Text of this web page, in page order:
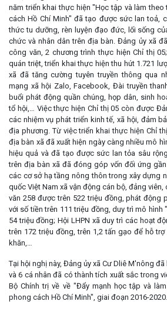
năm triển khai thực hiện "Học tập và làm
cách Hồ Chí Minh" đã tạo được sức lan toả,
thức tu dưỡng, rèn luyện đạo đức, lối sống
chức và nhân dân trên địa bàn. Đảng ủy xã
công văn, 2 chương trình thực hiện Chỉ thị
quán triệt, triển khai thực hiện thu hút 1.721
xã đã tăng cường tuyên truyền thông qua
mạng xã hội Zalo, Facebook, Đài truyền
buổi phát động quần chúng, họp dân, sinh
tổ hội,… Việc thực hiện Chỉ thị 05 còn được
các nhiệm vụ phát triển kinh tế, xã hội, đảm
địa phương. Từ việc triển khai thực hiện Chỉ
địa bàn xã đã xuất hiện ngày càng nhiều mô
hiệu quả và đã tạo được sức lan tỏa sâu
trên địa bàn xã đã đóng góp vốn đối ứng
các cơ sở hạ tầng nông thôn trong xây dựng
quốc Việt Nam xã vận động cán bộ, đảng
văn 258 được trên 522 triệu đồng, phát động
với số tiền trên 111 triệu đồng, duy trì mô hình
54 triệu đồng; Hội LHPN xã duy trì các hoạt
trên 172 triệu đồng, trên 1,2 tấn gạo để hỗ
khăn,…
Tại hội nghị này, Đảng ủy xã Cư Dliê M'nông
và 6 cá nhân đã có thành tích xuất sắc trong
Bộ Chính trị về về "Đẩy mạnh học tập và
phong cách Hồ Chí Minh", giai đoạn 2016-